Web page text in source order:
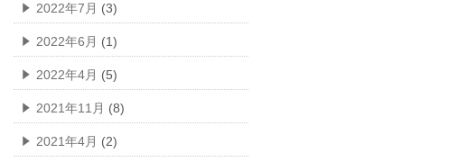
2022年7月 (3)
2022年6月 (1)
2022年4月 (5)
2021年11月 (8)
2021年4月 (2)